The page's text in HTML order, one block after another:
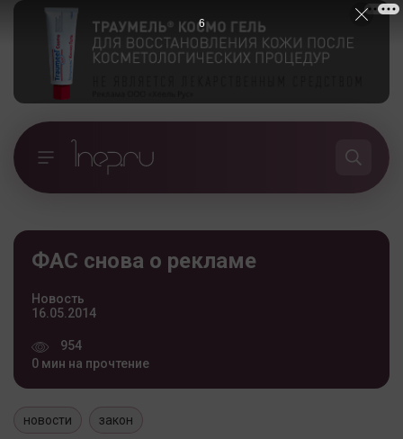
ФАС снова о рекламе
Новость
16.05.2014
954
0 мин на прочтение
новости закон
6